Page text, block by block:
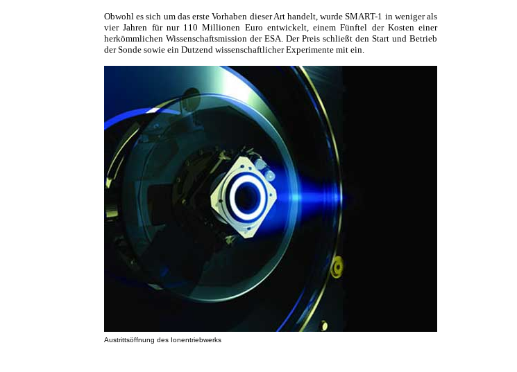
Obwohl es sich um das erste Vorhaben dieser Art handelt, wurde SMART-1 in weniger als
vier Jahren für nur 110 Millionen Euro entwickelt, einem Fünftel der Kosten einer
herkömmlichen Wissenschaftsmission der ESA. Der Preis schließt den Start und Betrieb
der Sonde sowie ein Dutzend wissenschaftlicher Experimente mit ein.
Austrittsöffnung des Ionentriebwerks